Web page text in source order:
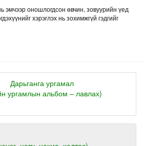
эмчээр оношлогдсон өвчин, зовуурийн үед
хэрэглэх нь зохимжгүй гэдгийг
Дарьганга ургамал
ургамлын альбом – лавлах)